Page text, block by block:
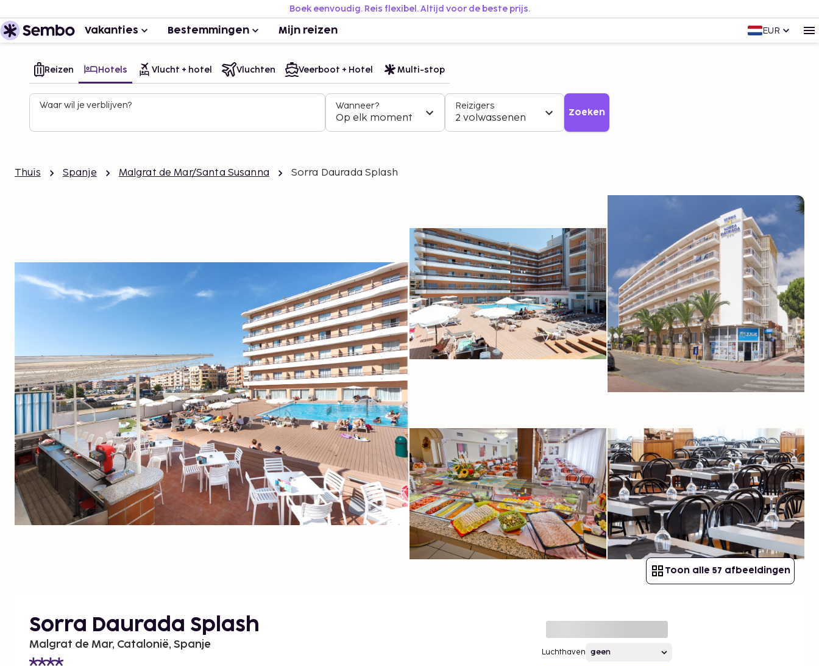
Boek eenvoudig. Reis flexibel. Altijd voor de beste prijs.
Vakanties Bestemmingen Mijn reizen EUR
Reizen Hotels Vlucht + hotel Vluchten Veerboot + Hotel Multi-stop
Waar wil je verblijven? Wanneer?
Op elk moment
Reizigers
2 volwassenen Zoeken
Thuis Spanje Malgrat de Mar/Santa Susanna Sorra Daurada Splash
Toon alle 57 afbeeldingen
Sorra Daurada Splash
Malgrat de Mar, Catalonië, Spanje
Luchthaven